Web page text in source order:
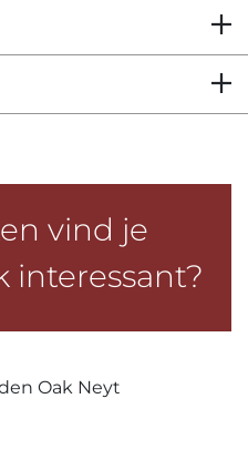
vind je
interessant?